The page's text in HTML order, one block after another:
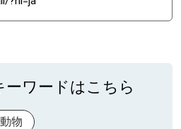
ーワードはこちら
物